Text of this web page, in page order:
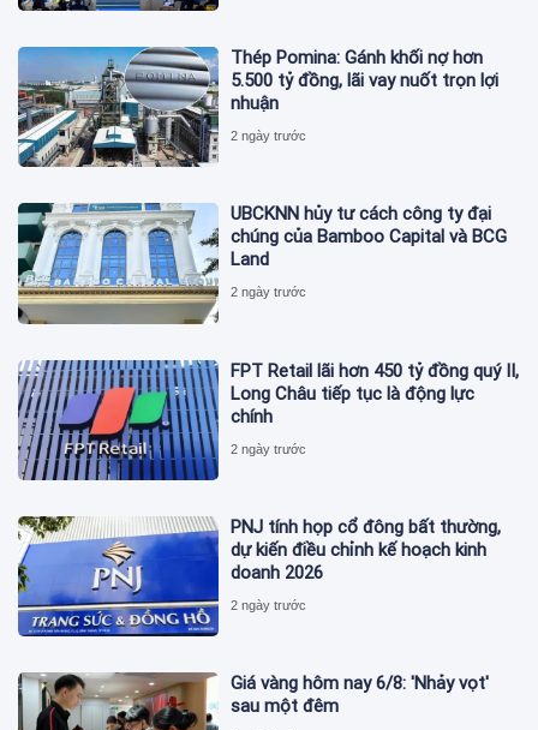
Thép Pomina: Gánh khối nợ hơn
5.500 tỷ đồng, lãi vay nuốt trọn lợi
nhuận
2 ngày trước
UBCKNN hủy tư cách công ty đại
chúng của Bamboo Capital và BCG
Land
2 ngày trước
FPT Retail lãi hơn 450 tỷ đồng quý II,
Long Châu tiếp tục là động lực
chính
2 ngày trước
PNJ tính họp cổ đông bất thường,
dự kiến điều chỉnh kế hoạch kinh
doanh 2026
2 ngày trước
Giá vàng hôm nay 6/8: 'Nhảy vọt'
sau một đêm